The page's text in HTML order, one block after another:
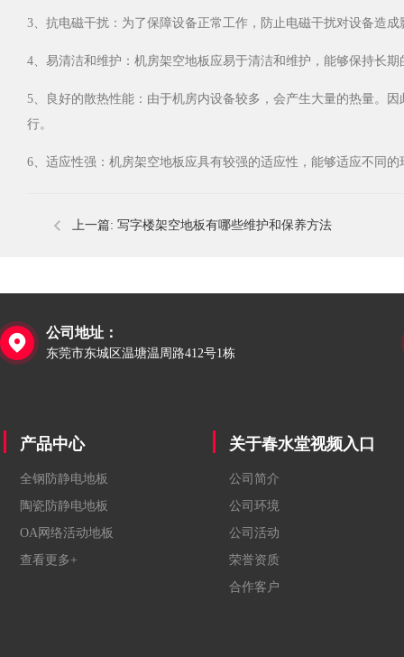
3、抗电磁干扰：为了保障设备正常工作，防止电磁干扰对设备造
4、易清洁和维护：机房架空地板应易于清洁和维护，能够保持长
5、良好的散热性能：由于机房内设备较多，会产生大量的热量
行。
6、适应性强：机房架空地板应具有较强的适应性，能够适应不同
上一篇: 写字楼架空地板有哪些维护和保养方法

公司地址：
东莞市东城区温塘温周路412号1栋
产品中心
全钢防静电地板
陶瓷防静电地板
OA网络活动地板
查看更多+
关于春水堂视频入口
公司简介
公司环境
公司活动
荣誉资质
合作客户